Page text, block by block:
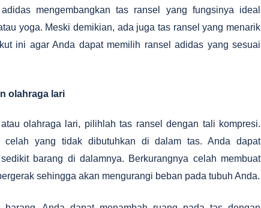
mengembangkan tas ransel yang fungsinya ideal
yoga. Meski demikian, ada juga tas ransel yang menarik
ini agar Anda dapat memilih ransel adidas yang sesuai
olahraga lari
atau olahraga lari, pilihlah tas ransel dengan tali kompresi.
celah yang tidak dibutuhkan di dalam tas. Anda dapat
barang di dalamnya. Berkurangnya celah membuat
sehingga akan mengurangi beban pada tubuh Anda.